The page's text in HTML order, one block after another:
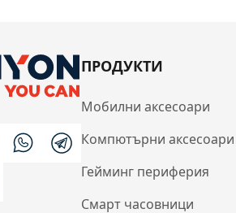
ПРОДУКТИ
Мобилни аксесоари
Компютърни аксесоари
Гейминг периферия
Смарт часовници